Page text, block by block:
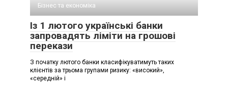
Бізнес та економіка
Із 1 лютого українські банки
запровадять ліміти на грошові
перекази
З початку лютого банки класифікуватимуть таких
клієнтів за трьома групами ризику: «високий»,
«середній» і